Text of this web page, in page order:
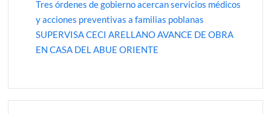
Tres órdenes de gobierno acercan servicios médicos
y acciones preventivas a familias poblanas
SUPERVISA CECI ARELLANO AVANCE DE OBRA
EN CASA DEL ABUE ORIENTE